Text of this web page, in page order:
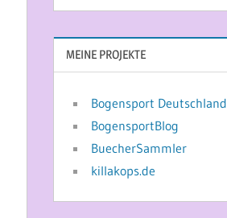
MEINE PROJEKTE
Bogensport Deutschland
BogensportBlog
BuecherSammler
killakops.de